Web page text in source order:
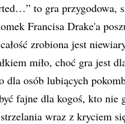
to gra przygodowa,
Francisa Drake'a
zrobiona jest
miło, choć gra jest
dla osób lubiących
fajne dla kogoś, kto nie
wraz z kryciem